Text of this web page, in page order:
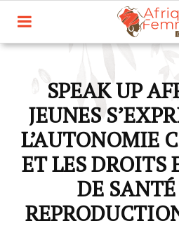
SPEAK UP
JEUNES
L’AUTONOMIE
ET LES DROITS
DE